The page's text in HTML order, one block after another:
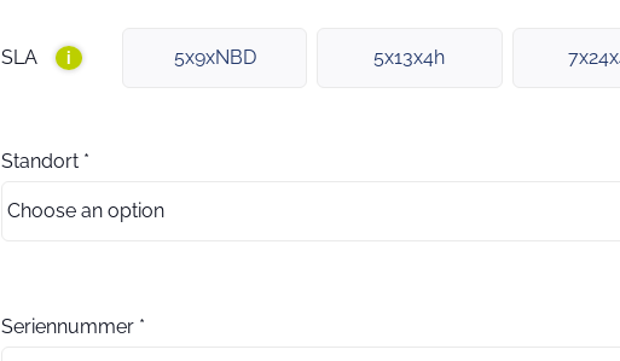
SLA i 5x9xNBD 5x13x4h
Standort *
Seriennummer *